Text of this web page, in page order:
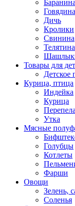
Баранина
Говядина
Дичь
Кролики
Свинина
Товары для
Детское
Курица, птица
Индейка
Курица
Перепела
Утка
Мясные
Голубцы
Котлеты
Фарши
Овощи
Зелень,
Соленья